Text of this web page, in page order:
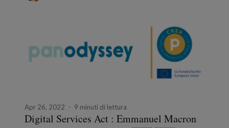
Apr 26, 2022 9 minuti di lettura
Digital Services Act : Emmanuel Macron